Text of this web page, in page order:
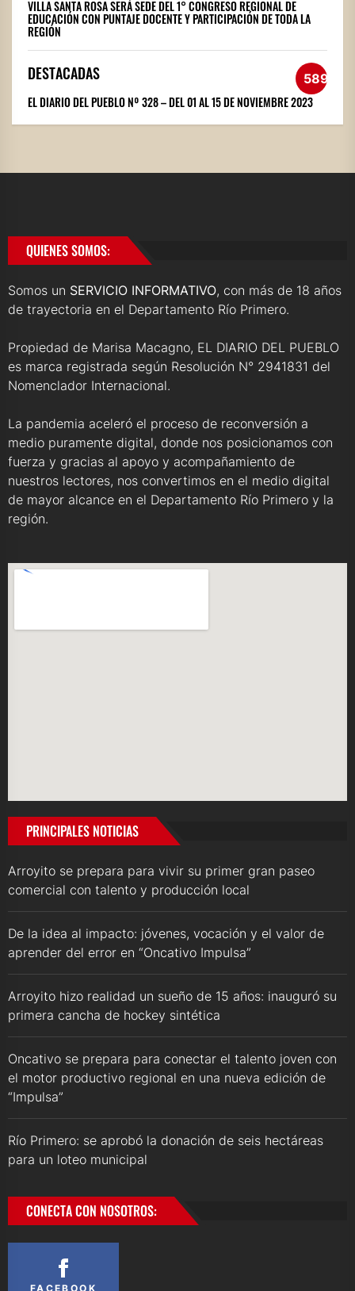
VILLA SANTA ROSA SERÁ SEDE DEL 1° CONGRESO REGIONAL DE
EDUCACIÓN CON PUNTAJE DOCENTE Y PARTICIPACIÓN DE TODA LA
REGIÓN
DESTACADAS 589
EL DIARIO DEL PUEBLO Nº 328 – DEL 01 AL 15 DE NOVIEMBRE 2023
QUIENES SOMOS:
Somos un SERVICIO INFORMATIVO, con más de 18 años
de trayectoria en el Departamento Río Primero.
Propiedad de Marisa Macagno, EL DIARIO DEL PUEBLO
es marca registrada según Resolución N° 2941831 del
Nomenclador Internacional.
La pandemia aceleró el proceso de reconversión a
medio puramente digital, donde nos posicionamos con
fuerza y gracias al apoyo y acompañamiento de
nuestros lectores, nos convertimos en el medio digital
de mayor alcance en el Departamento Río Primero y la
región.
PRINCIPALES NOTICIAS
Arroyito se prepara para vivir su primer gran paseo
comercial con talento y producción local
De la idea al impacto: jóvenes, vocación y el valor de
aprender del error en “Oncativo Impulsa”
Arroyito hizo realidad un sueño de 15 años: inauguró su
primera cancha de hockey sintética
Oncativo se prepara para conectar el talento joven con
el motor productivo regional en una nueva edición de
“Impulsa”
Río Primero: se aprobó la donación de seis hectáreas
para un loteo municipal
CONECTA CON NOSOTROS:
FACEBOOK